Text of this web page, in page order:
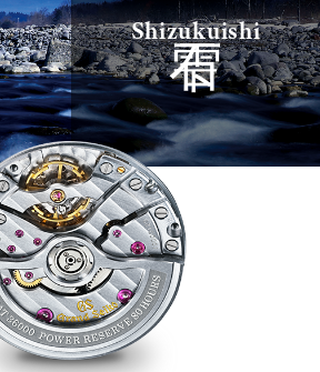
Shizukuishi